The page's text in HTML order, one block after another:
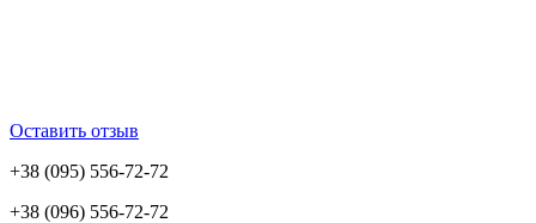
Оставить отзыв
+38 (095) 556-72-72
+38 (096) 556-72-72